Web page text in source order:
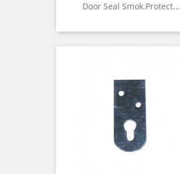
Door Seal Smok.protect...